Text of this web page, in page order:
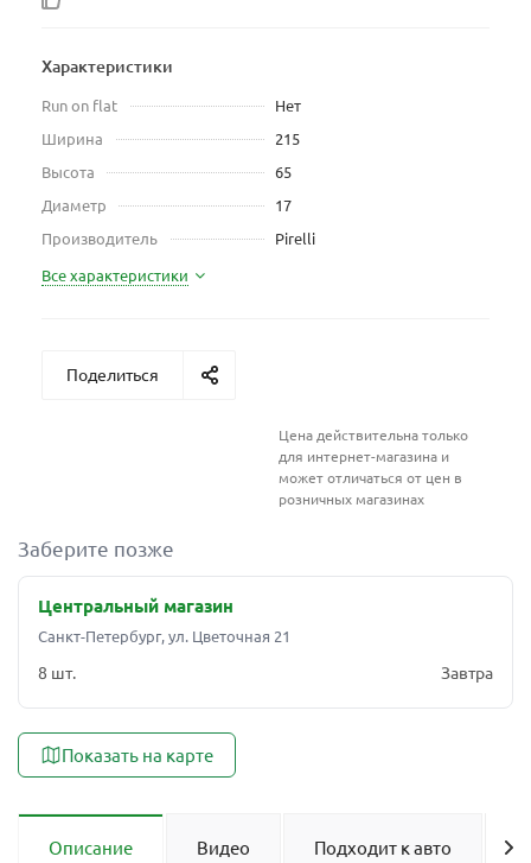
Характеристики
Run on flat
Нет
Ширина
215
Высота
65
Диаметр
17
Производитель
Pirelli
Все характеристики
Поделиться
Цена действительна только
для интернет-магазина и
может отличаться от цен в
розничных магазинах
Заберите позже
Центральный магазин
Санкт-Петербург, ул. Цветочная 21
8 шт. Завтра
Показать на карте
Описание Видео Подходит к авто